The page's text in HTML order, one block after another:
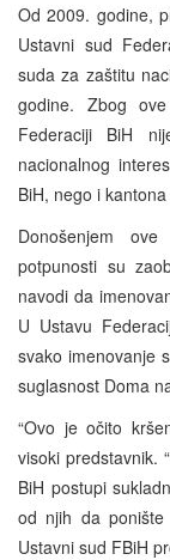
Od 2009. godine,
Ustavni sud
suda za zaštitu
godine. Zbog
Federaciji BiH
nacionalnog
BiH, nego i
Donošenjem
potpunosti su
navodi da
U Ustavu
svako imenovanje
suglasnost Doma
“Ovo je očito
visoki predstavnik.
BiH postupi
od njih da
Ustavni sud FBiH